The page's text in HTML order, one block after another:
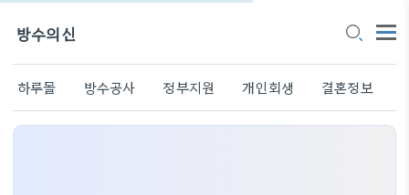
방수의신
하루몰 방수공사 정부지원 개인회생 결혼정보